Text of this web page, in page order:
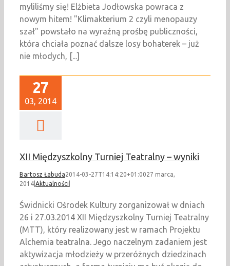
myliliśmy się! Elżbieta Jodłowska powraca z
nowym hitem! "Klimakterium 2 czyli menopauzy
szał" powstało na wyraźną prośbę publiczności,
która chciała poznać dalsze losy bohaterek – już
nie młodych, [...]
27
03, 2014
XII Międzyszkolny Turniej Teatralny – wyniki
Bartosz Łabuda2014-03-27T14:14:20+01:0027 marca,
2014 Aktualności
Świdnicki Ośrodek Kultury zorganizował w dniach
26 i 27.03.2014 XII Międzyszkolny Turniej Teatralny
(MTT), który realizowany jest w ramach Projektu
Alchemia teatralna. Jego naczelnym zadaniem jest
aktywizacja młodzieży w przeróżnych dziedzinach